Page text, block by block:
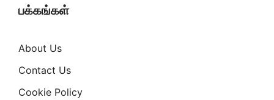
பக்கங்கள்
About Us
Contact Us
Cookie Policy